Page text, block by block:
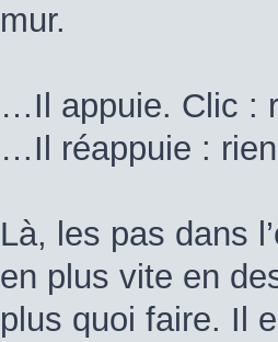
mur.
…Il appuie. Clic :
…Il réappuie :
Là, les pas dans
en plus vite en
plus quoi faire. Il